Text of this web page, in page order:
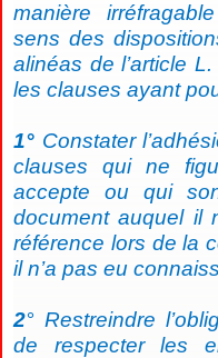
manière
sens des
alinéas de l’article
les clauses ayant
1° Constater
clauses qui ne
accepte ou qui
document auquel il
référence lors de la
il n’a pas eu
2° Restreindre
de respecter les